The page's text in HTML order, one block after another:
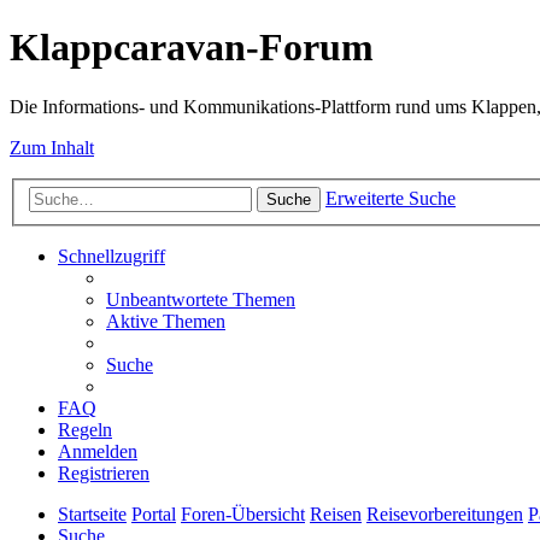
Klappcaravan-Forum
Die Informations- und Kommunikations-Plattform rund ums
Zum Inhalt
Suche Erweiterte Suche
Schnellzugriff
Unbeantwortete Themen
Aktive Themen
Suche
FAQ
Regeln
Anmelden
Registrieren
Startseite Portal Foren-Übersicht Reisen Reisevorbereitungen